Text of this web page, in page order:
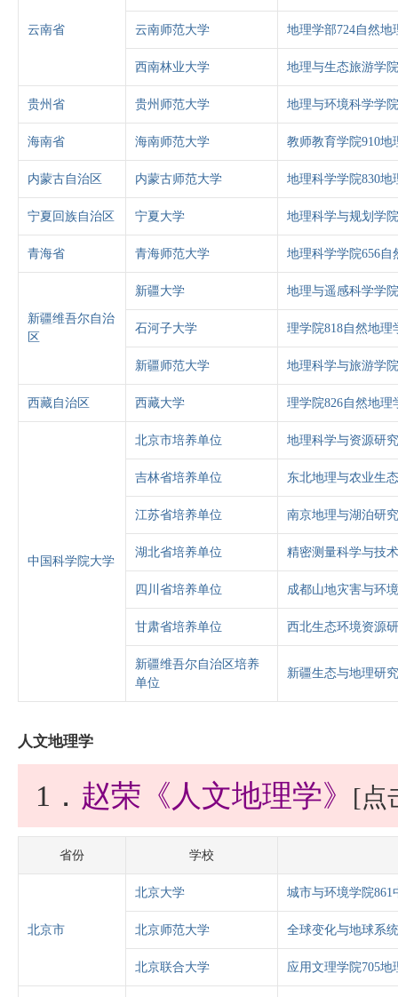
云南省 云南师范大学 地理学部724自然地
西南林业大学 地理与生态旅游学
贵州省 贵州师范大学 地理与环境科学学
海南省 海南师范大学 教师教育学院910
内蒙古自治区 内蒙古师范大学 地理科学学院830地
宁夏回族自治区 宁夏大学 地理科学与规划学
青海省 青海师范大学 地理科学学院656自
新疆维吾尔自治
区
新疆大学 地理与遥感科学学
石河子大学 理学院818自然地理
新疆师范大学 地理科学与旅游学
西藏自治区 西藏大学 理学院826自然地
中国科学院大学
北京市培养单位 地理科学与资源研
吉林省培养单位 东北地理与农业生
江苏省培养单位 南京地理与湖泊研
湖北省培养单位 精密测量科学与技
四川省培养单位 成都山地灾害与环
甘肃省培养单位 西北生态环境资源
新疆维吾尔自治区培养
单位
新疆生态与地理研
人文地理学
1． 赵荣《人文地理学》 [点
省份 学校
北京市
北京大学 城市与环境学院861
北京师范大学 全球变化与地球系
北京联合大学 应用文理学院705地